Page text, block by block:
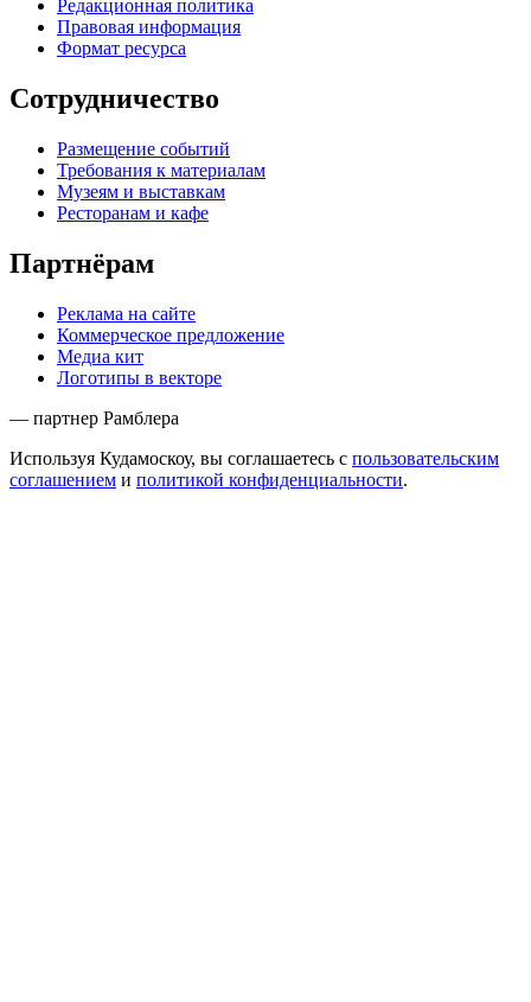
Редакционная политика
Правовая информация
Формат ресурса
Сотрудничество
Размещение событий
Требования к материалам
Музеям и выставкам
Ресторанам и кафе
Партнёрам
Реклама на сайте
Коммерческое предложение
Медиа кит
Логотипы в векторе
— партнер Рамблера
Используя Кудамоскоу, вы соглашаетесь с пользовательским
соглашением и политикой конфиденциальности.